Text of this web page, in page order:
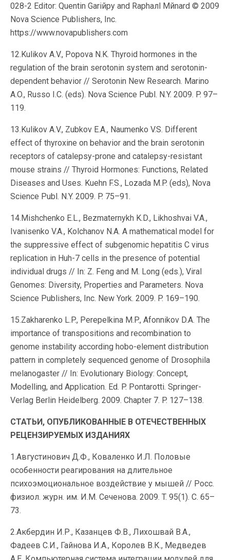
028-2 Editor: Quentin Gariйpy and Raphaлl Mйnard © 2009
Nova Science Publishers, Inc.
https://www.novapublishers.com
12.Kulikov A.V., Popova N.K. Thyroid hormones in the
regulation of the brain serotonin system and serotonin-
dependent behavior // Serotonin New Research. Marino
A.O., Russo I.C. (eds). Nova Science Publ. N.Y. 2009. P. 97–
119.
13.Kulikov A.V., Zubkov E.A., Naumenko V.S. Different
effect of thyroxine on behavior and the brain serotonin
receptors of catalepsy-prone and catalepsy-resistant
mouse strains // Thyroid Hormones: Functions, Related
Diseases and Uses. Kuehn F.S., Lozada M.P. (eds), Nova
Science Publ. N.Y. 2009. P. 75–91.
14.Mishchenko E.L., Bezmaternykh K.D., Likhoshvai V.A.,
Ivanisenko V.A., Kolchanov N.A. A mathematical model for
the suppressive effect of subgenomic hepatitis C virus
replication in Huh-7 cells in the presence of potential
individual drugs // In: Z. Feng and M. Long (eds.), Viral
Genomes: Diversity, Properties and Parameters. Nova
Science Publishers, Inc. New York. 2009. P. 169–190.
15.Zakharenko L.P., Perepelkina M.P., Afonnikov D.A. The
importance of transpositions and recombination to
genome instability according hobo-element distribution
pattern in completely sequenced genome of Drosophila
melanogaster // In: Evolutionary Biology: Concept,
Modelling, and Application. Ed. P. Pontarotti. Springer-
Verlag Berlin Heidelberg. 2009. Chapter 7. P. 127–138.
СТАТЬИ, ОПУБЛИКОВАННЫЕ В ОТЕЧЕСТВЕННЫХ
РЕЦЕНЗИРУЕМЫХ ИЗДАНИЯХ
1.Августинович Д.Ф., Коваленко И.Л. Половые
особенности реагирования на длительное
психоэмоциональное воздействие у мышей // Росс.
физиол. журн. им. И.М. Сеченова. 2009. T. 95(1). C. 65–
73.
2.Акбердин И.Р., Казанцев Ф.В., Лихошвай В.А.,
Фадеев С.И., Гайнова И.А., Королев В.К., Медведев